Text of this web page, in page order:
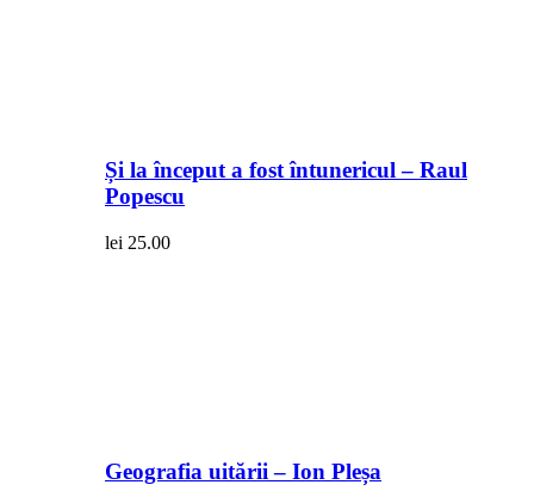
Și la început a fost întunericul – Raul
Popescu
lei 25.00
Geografia uitării – Ion Pleșa